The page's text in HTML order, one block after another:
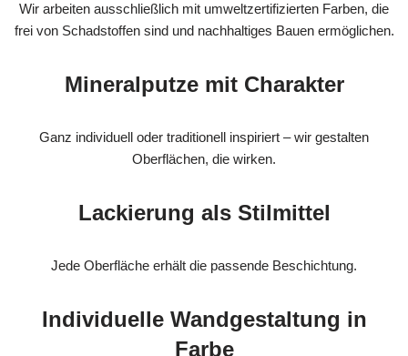
Wir arbeiten ausschließlich mit umweltzertifizierten Farben, die
frei von Schadstoffen sind und nachhaltiges Bauen ermöglichen.
Mineralputze mit Charakter
Ganz individuell oder traditionell inspiriert – wir gestalten
Oberflächen, die wirken.
Lackierung als Stilmittel
Jede Oberfläche erhält die passende Beschichtung.
Individuelle Wandgestaltung in
Farbe